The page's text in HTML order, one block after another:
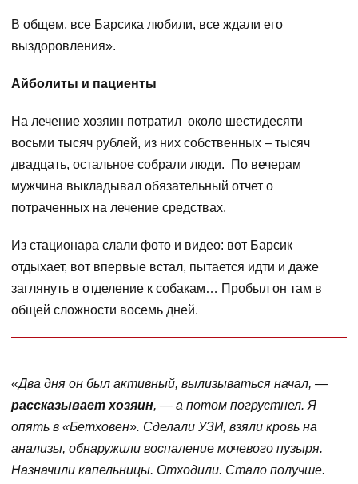
В общем, все Барсика любили, все ждали его
выздоровления».
Айболиты и пациенты
На лечение хозяин потратил около шестидесяти
восьми тысяч рублей, из них собственных – тысяч
двадцать, остальное собрали люди. По вечерам
мужчина выкладывал обязательный отчет о
потраченных на лечение средствах.
Из стационара слали фото и видео: вот Барсик
отдыхает, вот впервые встал, пытается идти и даже
заглянуть в отделение к собакам… Пробыл он там в
общей сложности восемь дней.
«Два дня он был активный, вылизываться начал, —
рассказывает хозяин, — а потом погрустнел. Я
опять в «Бетховен». Сделали УЗИ, взяли кровь на
анализы, обнаружили воспаление мочевого пузыря.
Назначили капельницы. Отходили. Стало получше.